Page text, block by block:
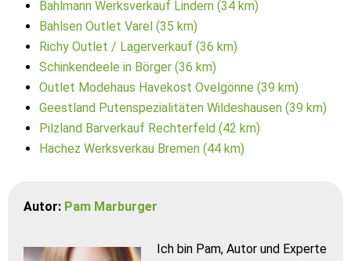
Bahlmann Werksverkauf Lindern (34 km)
Bahlsen Outlet Varel (35 km)
Richy Outlet / Lagerverkauf (36 km)
Schinkendeele in Börger (36 km)
Outlet Modehaus Havekost Ovelgönne (39 km)
Geestland Putenspezialitäten Wildeshausen (39 km)
Pilzland Barverkauf Rechterfeld (42 km)
Hachez Werksverkau Bremen (44 km)
Autor: Pam Marburger
Ich bin Pam, Autor und Experte